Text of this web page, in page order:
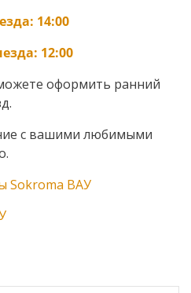
14:00
12:00
оформить ранний
с вашими любимыми
Sokroma ВАУ